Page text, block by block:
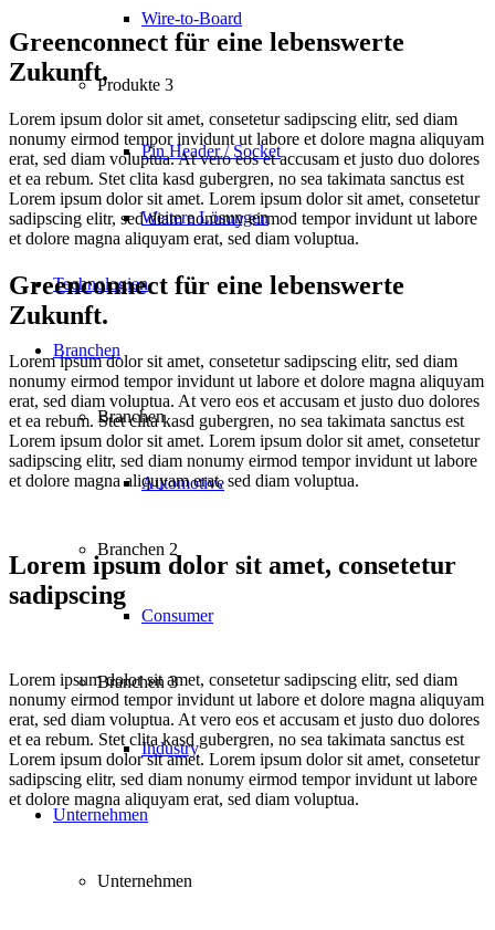
Wire-to-Board
Produkte 3
Pin Header / Socket
Weitere Lösungen
Technologien
Branchen
Branchen
Automotive
Branchen 2
Consumer
Branchen 3
Industry
Unternehmen
Unternehmen
Greenconnect für eine lebenswerte
Zukunft.
Lorem ipsum dolor sit amet, consetetur sadipscing elitr, sed diam
nonumy eirmod tempor invidunt ut labore et dolore magna aliquyam
erat, sed diam voluptua. At vero eos et accusam et justo duo dolores
et ea rebum. Stet clita kasd gubergren, no sea takimata sanctus est
Lorem ipsum dolor sit amet. Lorem ipsum dolor sit amet, consetetur
sadipscing elitr, sed diam nonumy eirmod tempor invidunt ut labore
et dolore magna aliquyam erat, sed diam voluptua.
Greenconnect für eine lebenswerte
Zukunft.
Lorem ipsum dolor sit amet, consetetur sadipscing elitr, sed diam
nonumy eirmod tempor invidunt ut labore et dolore magna aliquyam
erat, sed diam voluptua. At vero eos et accusam et justo duo dolores
et ea rebum. Stet clita kasd gubergren, no sea takimata sanctus est
Lorem ipsum dolor sit amet. Lorem ipsum dolor sit amet, consetetur
sadipscing elitr, sed diam nonumy eirmod tempor invidunt ut labore
et dolore magna aliquyam erat, sed diam voluptua.
Lorem ipsum dolor sit amet, consetetur
sadipscing
Lorem ipsum dolor sit amet, consetetur sadipscing elitr, sed diam
nonumy eirmod tempor invidunt ut labore et dolore magna aliquyam
erat, sed diam voluptua. At vero eos et accusam et justo duo dolores
et ea rebum. Stet clita kasd gubergren, no sea takimata sanctus est
Lorem ipsum dolor sit amet. Lorem ipsum dolor sit amet, consetetur
sadipscing elitr, sed diam nonumy eirmod tempor invidunt ut labore
et dolore magna aliquyam erat, sed diam voluptua.